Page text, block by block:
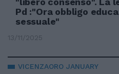
Pd :"Ora obbligo
sessuale"
13/11/2025
VICENZAORO JANUARY